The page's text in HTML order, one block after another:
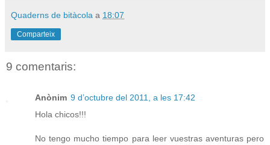
Quaderns de bitàcola a 18:07
Comparteix
9 comentaris:
Anònim 9 d’octubre del 2011, a les 17:42
Hola chicos!!!
No tengo mucho tiempo para leer vuestras aventuras pero